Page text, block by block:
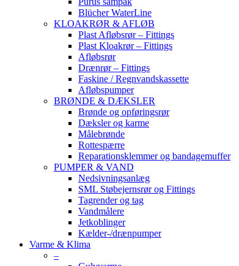
Blücher WaterLine
KLOAKRØR & AFLØB
Plast Afløbsrør – Fittings
Plast Kloakrør – Fittings
Afløbsrør
Drænrør – Fittings
Faskine / Regnvandskassette
Afløbspumper
BRØNDE & DÆKSLER
Brønde og opføringsrør
Dæksler og karme
Målebrønde
Rottespærre
Reparationsklemmer og bandagemuffer
PUMPER & VAND
Nedsivningsanlæg
SML Støbejernsrør og Fittings
Tagrender og tag
Vandmålere
Jetkoblinger
Kælder-/drænpumper
Varme & Klima
–